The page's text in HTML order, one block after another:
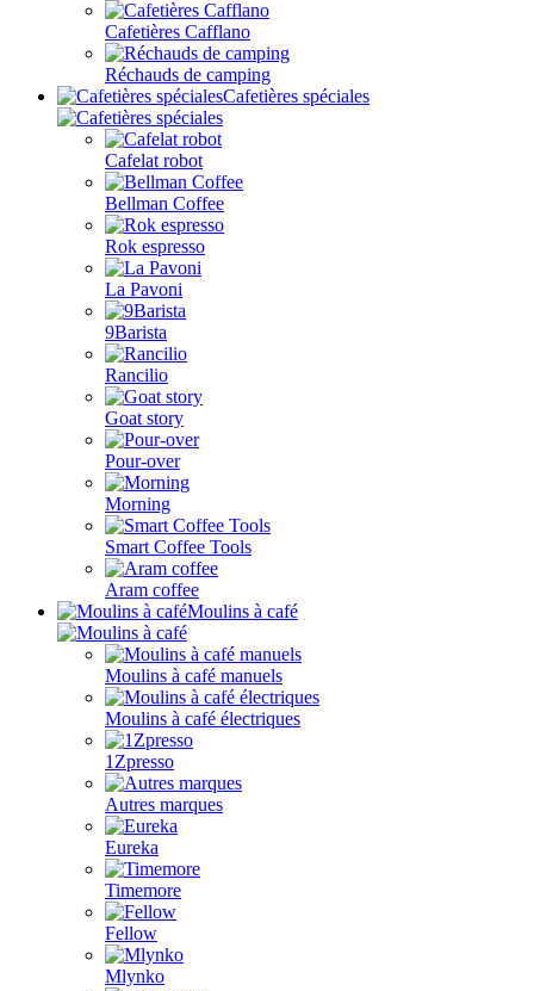
Cafetières Cafflano
Réchauds de camping
Cafetières spéciales
Cafelat robot
Bellman Coffee
Rok espresso
La Pavoni
9Barista
Rancilio
Goat story
Pour-over
Morning
Smart Coffee Tools
Aram coffee
Moulins à café
Moulins à café manuels
Moulins à café électriques
1Zpresso
Autres marques
Eureka
Timemore
Fellow
Mlynko